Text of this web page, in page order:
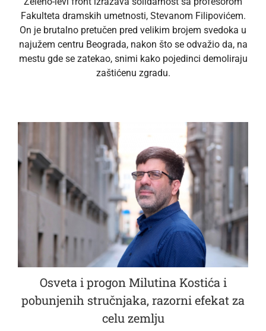
Fakulteta dramskih umetnosti, Stevanom Filipovićem.
On je brutalno pretučen pred velikim brojem svedoka u
najužem centru Beograda, nakon što se odvažio da, na
mestu gde se zatekao, snimi kako pojedinci demoliraju
zaštićenu zgradu.
Osveta i progon Milutina Kostića i
pobunjenih stručnjaka, razorni efekat za
celu zemlju